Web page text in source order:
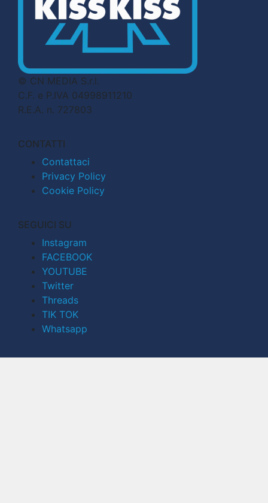
© CN MEDIA S.r.l.
C.F. e P.IVA 04998911210
R.E.A. n. 727803
CONTATTI
Contattaci
Privacy Policy
Cookie Policy
SEGUICI SU
Instagram
FACEBOOK
YOUTUBE
Twitter
Threads
TIK TOK
Whatsapp